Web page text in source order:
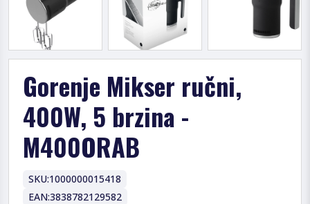
Gorenje Mikser ručni,
400W, 5 brzina -
M400ORAB
SKU:1000000015418
EAN:3838782129582